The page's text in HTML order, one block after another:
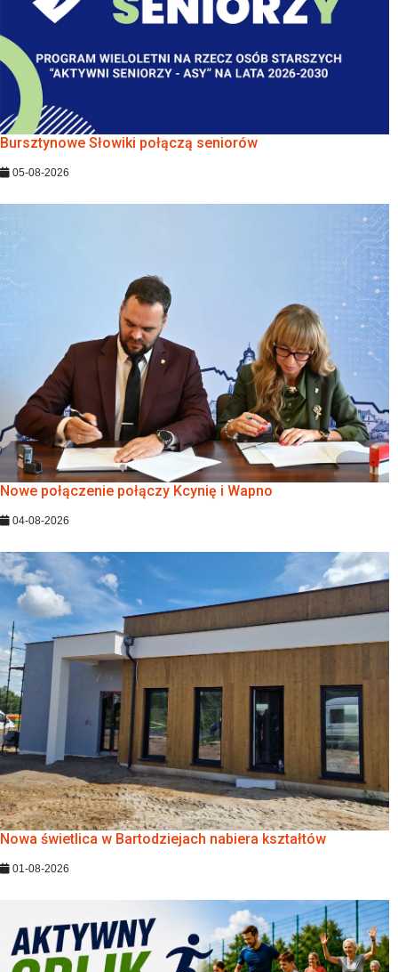
Bursztynowe Słowiki połączą seniorów
05-08-2026
Nowe połączenie połączy Kcynię i Wapno
04-08-2026
Nowa świetlica w Bartodziejach nabiera kształtów
01-08-2026